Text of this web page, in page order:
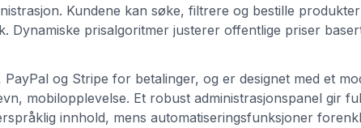
Kundene kan søke, filtrere og bestille
Dynamiske prisalgoritmer justerer offentlige priser
og Stripe for betalinger, og er designet med et
mobilopplevelse. Et robust administrasjonspanel gir
innhold, mens automatiseringsfunksjoner